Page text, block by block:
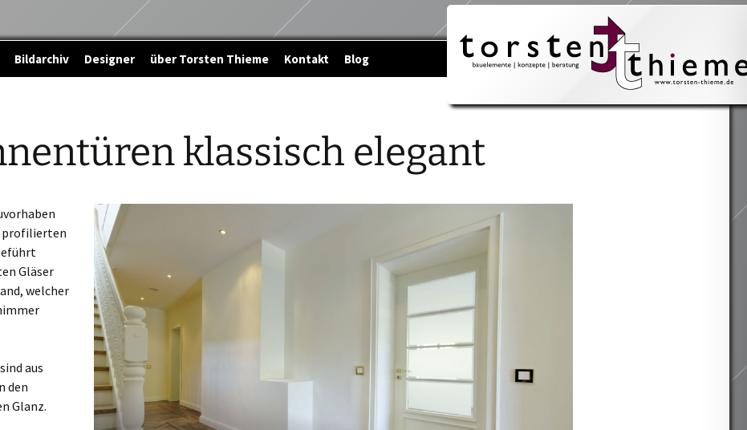
Bildarchiv Designer über Torsten Thieme Kontakt Blog
Suchen
nach:
klassisch elegant
profilierten
Gläser
welcher
aus
den
Glanz.